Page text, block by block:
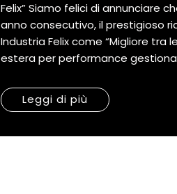
Felix” Siamo felici di annunciare
anno consecutivo, il prestigioso
Industria Felix come “Migliore tra
estera per performance
Leggi di più